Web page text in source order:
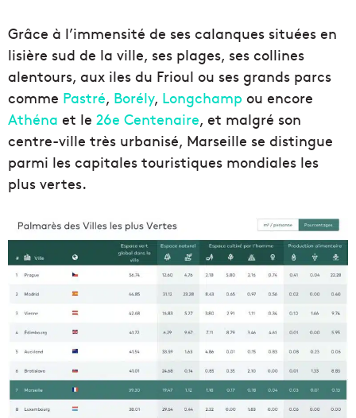
Grâce à l’immensité de ses calanques situées en
lisière sud de la ville, ses plages, ses collines
alentours, aux iles du Frioul ou ses grands parcs
comme Pastré, Borély, Longchamp ou encore
Athéna et le 26e Centenaire, et malgré son
centre-ville très urbanisé, Marseille se distingue
parmi les capitales touristiques mondiales les
plus vertes.